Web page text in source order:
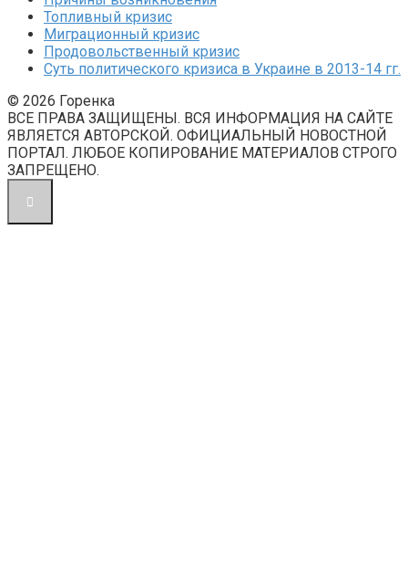
Топливный кризис
Миграционный кризис
Продовольственный кризис
Суть политического кризиса в Украине в 2013-14 гг.
© 2026 Горенка
ВСЕ ПРАВА ЗАЩИЩЕНЫ. ВСЯ ИНФОРМАЦИЯ НА САЙТЕ
ЯВЛЯЕТСЯ АВТОРСКОЙ. ОФИЦИАЛЬНЫЙ НОВОСТНОЙ
ПОРТАЛ. ЛЮБОЕ КОПИРОВАНИЕ МАТЕРИАЛОВ СТРОГО
ЗАПРЕЩЕНО.